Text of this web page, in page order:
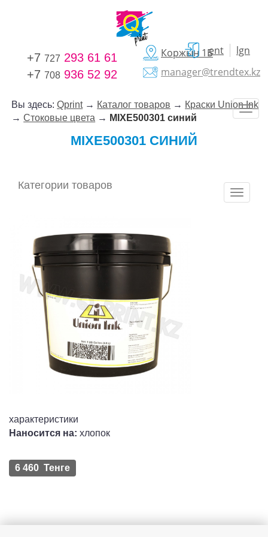
+7 727 293 61 61
+7 708 936 52 92
Коржын 1Б
manager@trendtex.kz
ent lgn
Вы здесь:Qprint→ Каталог товаров → Краски Union Ink
→Стоковые цвета → MIXE500301 синий
MIXE500301 СИНИЙ
Категории товаров
характеристики
Наносится на: хлопок
6 460 Тенге